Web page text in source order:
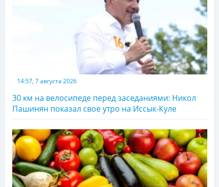
14:57, 7 августа 2026
30 км на велосипеде перед заседаниями: Никол
Пашинян показал свое утро на Иссык-Куле